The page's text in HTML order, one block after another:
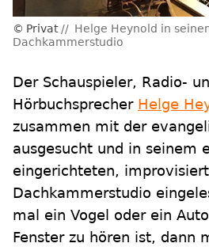
Privat
Helge Heynold in
Dachkammerstudio
Der Schauspieler, Radio-
Hörbuchsprecher Helge
zusammen mit der
ausgesucht und in seinem
eingerichteten,
Dachkammerstudio
mal ein Vogel oder ein
Fenster zu hören ist, dann